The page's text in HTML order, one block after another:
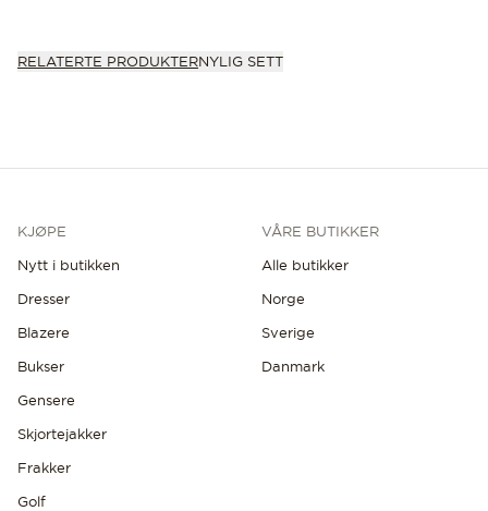
RELATERTE PRODUKTERNYLIG SETT
KJØPE
Nytt i butikken
Dresser
Blazere
Bukser
Gensere
Skjortejakker
Frakker
Golf
VÅRE BUTIKKER
Alle butikker
Norge
Sverige
Danmark